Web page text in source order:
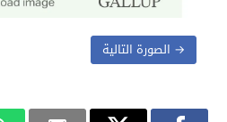
→ الصورة التالية